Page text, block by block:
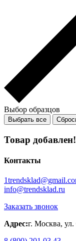
Выбор образцов
Выбрать все
Товар добавлен!
Контакты
info@trendsklad.ru
Заказать звонок
Адрес:г. Москва, ул.